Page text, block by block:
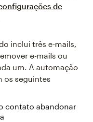
de
inclui três e-mails,
e-mails ou
um. A automação
os seguintes
contato abandonar